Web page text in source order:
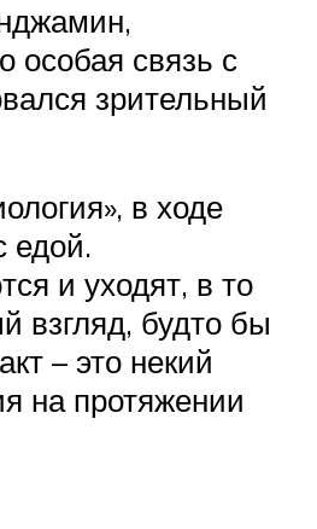
особая связь с
зрительный
в ходе
едой.
и уходят, в то
взгляд, будто бы
– это некий
на протяжении